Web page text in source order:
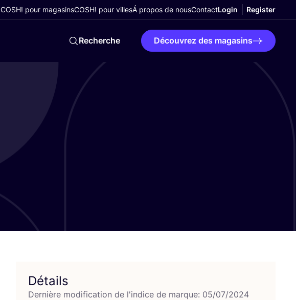
COSH! pour magasinsCOSH! pour villesÁ propos de nousContactLogin Register
Recherche Découvrez des magasins
Détails
Dernière modification de l'indice de marque: 05/07/2024